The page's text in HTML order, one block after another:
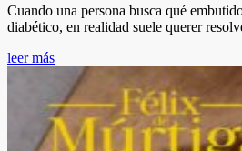
Cuando una persona busca qué
diabético, en realidad suele querer
leer más